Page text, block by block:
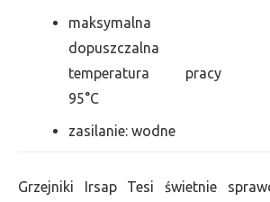
maksymalna
dopuszczalna
temperatura pracy
95°C
zasilanie: wodne
Grzejniki Irsap Tesi świetnie